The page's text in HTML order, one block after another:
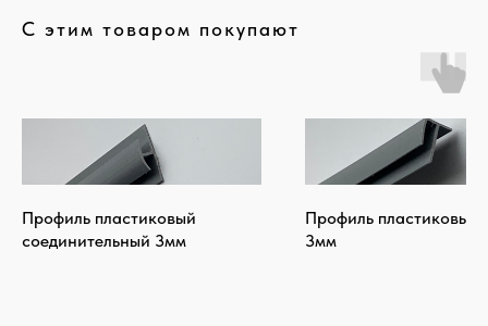
С этим товаром покупают
Профиль пластиковый
соединительный 3мм
Профиль пластиковый
3мм